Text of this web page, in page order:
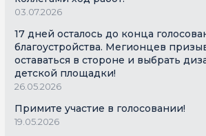
03.07.2026
17 дней осталось до конца
благоустройства. Мегионцев
оставаться в стороне и выбрать
детской площадки!
26.05.2026
Примите участие в голосовании!
19.05.2026